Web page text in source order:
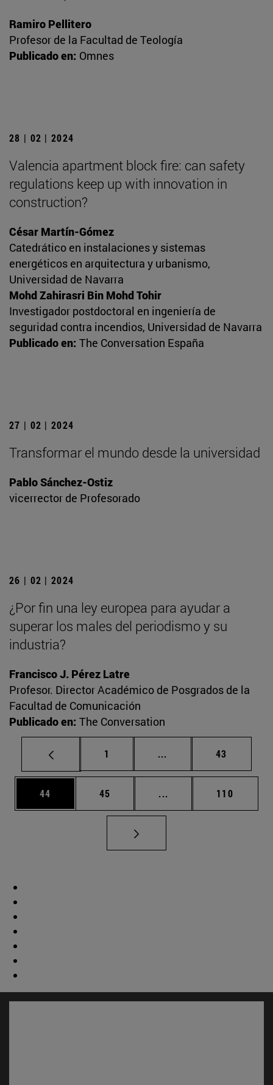
Ramiro Pellitero
Profesor de la Facultad de Teología
Publicado en: Omnes
28 | 02 | 2024
Valencia apartment block fire: can safety
regulations keep up with innovation in
construction?
César Martín-Gómez
Catedrático en instalaciones y sistemas
energéticos en arquitectura y urbanismo,
Universidad de Navarra
Mohd Zahirasri Bin Mohd Tohir
Investigador postdoctoral en ingeniería de
seguridad contra incendios, Universidad de Navarra
Publicado en: The Conversation España
27 | 02 | 2024
Transformar el mundo desde la universidad
Pablo Sánchez-Ostiz
vicerrector de Profesorado
26 | 02 | 2024
¿Por fin una ley europea para ayudar a
superar los males del periodismo y su
industria?
Francisco J. Pérez Latre
Profesor. Director Académico de Posgrados de la
Facultad de Comunicación
Publicado en: The Conversation
Página
1 ... Páginas intermedias
Página
43
Página
44 Página
45 ... Páginas intermedias
Página
110